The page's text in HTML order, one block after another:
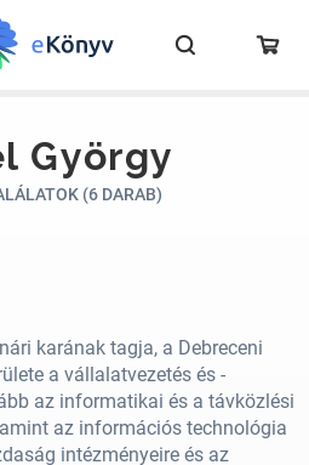
György
(6 DARAB)
karának tagja, a Debreceni
a vállalatvezetés és -
az informatikai és a távközlési
az információs technológia
intézményeire és az